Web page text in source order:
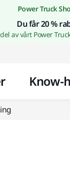
Power Truck
Du får 20 %
av vårt Power
Know-